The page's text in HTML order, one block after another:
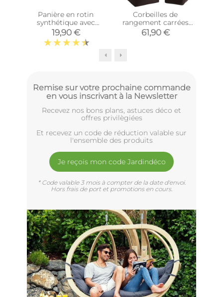
Panière en rotin
synthétique avec
passe-main
(Longueur 40cm)
19,90 €
Corbeilles de
rangement carrées
avec fourrure
synthétique (Lot de 3)
61,90 €
Remise sur votre prochaine commande
en vous inscrivant à la Newsletter
Recevez nos bons plans, astuces déco et
offres privilègiées
Et recevez un code de réduction valable sur
l'ensemble des produits
Je reçois mon code Jardindéco
* Code valable 3 mois à compter de la date d'envoi.
Hors frais de port et promotions en cours.